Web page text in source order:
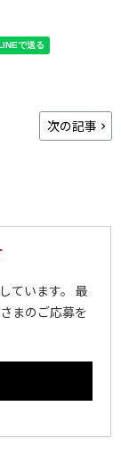
次の記事
ています。 最
まのご応募を